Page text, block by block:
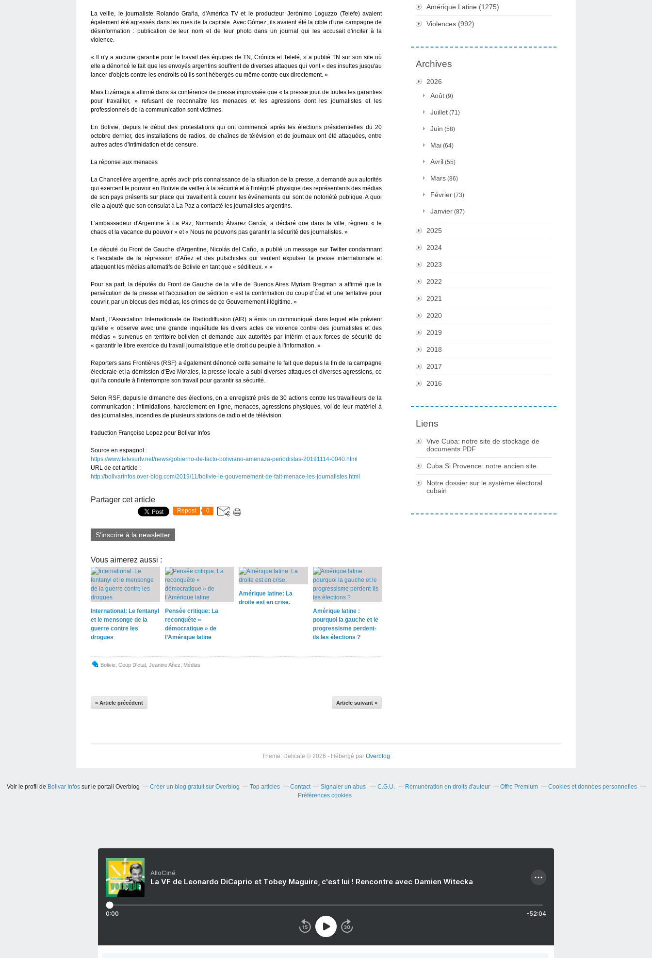
La veille, le journaliste Rolando Graña, d'América TV et le producteur Jerónimo Loguzzo (Telefe) avaient
également été agressés dans les rues de la capitale. Avec Gómez, ils avaient été la cible d'une campagne de
désinformation : publication de leur nom et de leur photo dans un journal qui les accusait d'inciter à la
violence.
« Il n'y a aucune garantie pour le travail des équipes de TN, Crónica et Telefé, » a publié TN sur son site où
elle a dénoncé le fait que les envoyés argentins souffrent de diverses attaques qui vont « des insultes jusqu'au
lancer d'objets contre les endroits où ils sont hébergés ou même contre eux directement. »
Mais Lizárraga a affirmé dans sa conférence de presse improvisée que « la presse jouit de toutes les garanties
pour travailler, » refusant de reconnaître les menaces et les agressions dont les journalistes et les
professionnels de la communication sont victimes.
En Bolivie, depuis le début des protestations qui ont commencé après les élections présidentielles du 20
octobre dernier, des installations de radios, de chaînes de télévision et de journaux ont été attaquées, entre
autres actes d'intimidation et de censure.
La réponse aux menaces
La Chancelière argentine, après avoir pris connaissance de la situation de la presse, a demandé aux autorités
qui exercent le pouvoir en Bolivie de veiller à la sécurité et à l'intégrité physique des représentants des médias
de son pays présents sur place qui travaillent à couvrir les événements qui sont de notoriété publique. A quoi
elle a ajouté que son consulat à La Paz a contacté les journalistes argentins.
L'ambassadeur d'Argentine à La Paz, Normando Álvarez García, a déclaré que dans la ville, règnent « le
chaos et la vacance du pouvoir » et « Nous ne pouvons pas garantir la sécurité des journalistes. »
Le député du Front de Gauche d'Argentine, Nicolás del Caño, a publié un message sur Twitter condamnant
« l'escalade de la répression d'Añez et des putschistes qui veulent expulser la presse internationale et
attaquent les médias alternatifs de Bolivie en tant que « séditieux. » »
Pour sa part, la députés du Front de Gauche de la ville de Buenos Aires Myriam Bregman a affirmé que la
persécution de la presse et l'accusation de sédition « est la confirmation du coup d’État et une tentative pour
couvrir, par un blocus des médias, les crimes de ce Gouvernement illégitime. »
Mardi, l’Association Internationale de Radiodiffusion (AIR) a émis un communiqué dans lequel elle prévient
qu'elle « observe avec une grande inquiétude les divers actes de violence contre des journalistes et des
médias » survenus en territoire bolivien et demande aux autorités par intérim et aux forces de sécurité de
« garantir le libre exercice du travail journalistique et le droit du peuple à l'information. »
Reporters sans Frontières (RSF) a également dénoncé cette semaine le fait que depuis la fin de la campagne
électorale et la démission d'Evo Morales, la presse locale a subi diverses attaques et diverses agressions, ce
qui l'a conduite à l'interrompre son travail pour garantir sa sécurité.
Selon RSF, depuis le dimanche des élections, on a enregistré près de 30 actions contre les travailleurs de la
communication : intimidations, harcèlement en ligne, menaces, agressions physiques, vol de leur matériel à
des journalistes, incendies de plusieurs stations de radio et de télévision.
traduction Françoise Lopez pour Bolivar Infos
Source en espagnol :
https://www.telesurtv.net/news/gobierno-de-facto-boliviano-amenaza-periodistas-20191114-0040.html
URL de cet article :
http://bolivarinfos.over-blog.com/2019/11/bolivie-le-gouvernement-de-fait-menace-les-journalistes.html
Partager cet article
Repost 0
S'inscrire à la newsletter
Vous aimerez aussi :
International: Le fentanyl
et le mensonge de la
guerre contre les
drogues
Pensée critique: La
reconquête «
démocratique » de
l’Amérique latine
Amérique latine: La
droite est en crise.
Amérique latine :
pourquoi la gauche et le
progressisme perdent-
ils les élections ?
Bolivie Coup D'etat Jeanine Añez Médias
« Article précédent Article suivant »
Amérique Latine (1275)
Violences (992)
Archives
2026
Août (9)
Juillet (71)
Juin (58)
Mai (64)
Avril (55)
Mars (86)
Février (73)
Janvier (87)
2025
2024
2023
2022
2021
2020
2019
2018
2017
2016
Liens
Vive Cuba: notre site de stockage de
documents PDF
Cuba Si Provence: notre ancien site
Notre dossier sur le système électoral
cubain
Theme: Delicate © 2026 - Hébergé par Overblog
Voir le profil de Bolivar Infossur le portail Overblog Créer un blog gratuit sur Overblog Top articles Contact Signaler un abus C.G.U. Rémunération en droits d'auteur Offre Premium
Cookies et données personnelles
Préférences cookies
AlloCiné
La VF de Leonardo DiCaprio et Tobey Maguire, c'est lui ! Rencontre avec Damien Witecka
0:00 -52:04